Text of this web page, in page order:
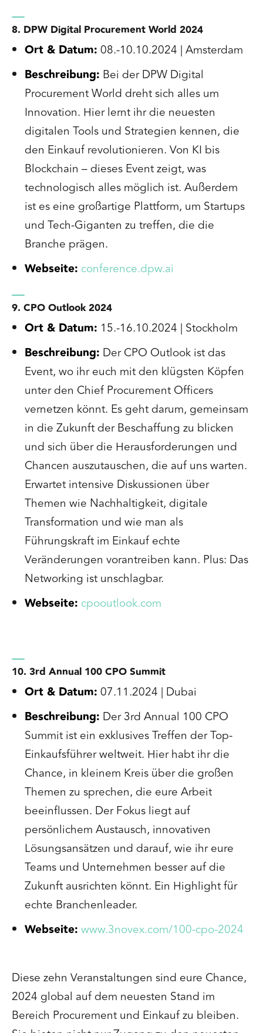
8. DPW Digital Procurement World 2024
Ort & Datum: 08.-10.10.2024 | Amsterdam
Beschreibung: Bei der DPW Digital
Procurement World dreht sich alles um
Innovation. Hier lernt ihr die neuesten
digitalen Tools und Strategien kennen, die
den Einkauf revolutionieren. Von KI bis
Blockchain – dieses Event zeigt, was
technologisch alles möglich ist. Außerdem
ist es eine großartige Plattform, um Startups
und Tech-Giganten zu treffen, die die
Branche prägen.
Webseite: conference.dpw.ai
9. CPO Outlook 2024
Ort & Datum: 15.-16.10.2024 | Stockholm
Beschreibung: Der CPO Outlook ist das
Event, wo ihr euch mit den klügsten Köpfen
unter den Chief Procurement Officers
vernetzen könnt. Es geht darum, gemeinsam
in die Zukunft der Beschaffung zu blicken
und sich über die Herausforderungen und
Chancen auszutauschen, die auf uns warten.
Erwartet intensive Diskussionen über
Themen wie Nachhaltigkeit, digitale
Transformation und wie man als
Führungskraft im Einkauf echte
Veränderungen vorantreiben kann. Plus: Das
Networking ist unschlagbar.
Webseite: cpooutlook.com
10. 3rd Annual 100 CPO Summit
Ort & Datum: 07.11.2024 | Dubai
Beschreibung: Der 3rd Annual 100 CPO
Summit ist ein exklusives Treffen der Top-
Einkaufsführer weltweit. Hier habt ihr die
Chance, in kleinem Kreis über die großen
Themen zu sprechen, die eure Arbeit
beeinflussen. Der Fokus liegt auf
persönlichem Austausch, innovativen
Lösungsansätzen und darauf, wie ihr eure
Teams und Unternehmen besser auf die
Zukunft ausrichten könnt. Ein Highlight für
echte Branchenleader.
Webseite: www.3novex.com/100-cpo-2024
Diese zehn Veranstaltungen sind eure Chance,
2024 global auf dem neuesten Stand im
Bereich Procurement und Einkauf zu bleiben.